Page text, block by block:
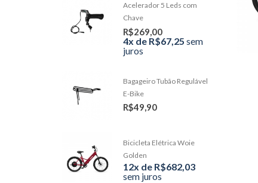
Acelerador 5 Leds com
Chave
R$269,00
4x de R$67,25 sem
juros
Bagageiro Tubão Regulável
E-Bike
R$49,90
Bicicleta Elétrica Woie
Golden
12x de R$682,03
sem juros